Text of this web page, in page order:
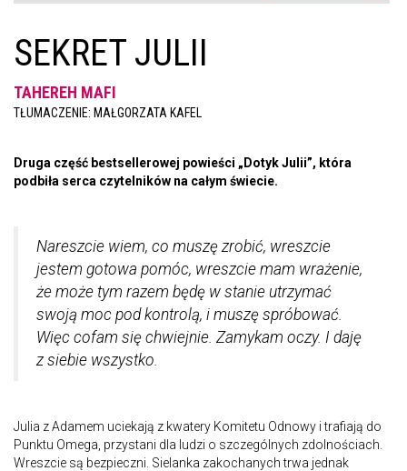
SEKRET JULII
TAHEREH MAFI
TŁUMACZENIE: MAŁGORZATA KAFEL
Druga część bestsellerowej powieści „Dotyk Julii”, która
podbiła serca czytelników na całym świecie.
Nareszcie wiem, co muszę zrobić, wreszcie
jestem gotowa pomóc, wreszcie mam wrażenie,
że może tym razem będę w stanie utrzymać
swoją moc pod kontrolą, i muszę spróbować.
Więc cofam się chwiejnie. Zamykam oczy. I daję
z siebie wszystko.
Julia z Adamem uciekają z kwatery Komitetu Odnowy i trafiają do
Punktu Omega, przystani dla ludzi o szczególnych zdolnościach.
Wreszcie są bezpieczni. Sielanka zakochanych trwa jednak